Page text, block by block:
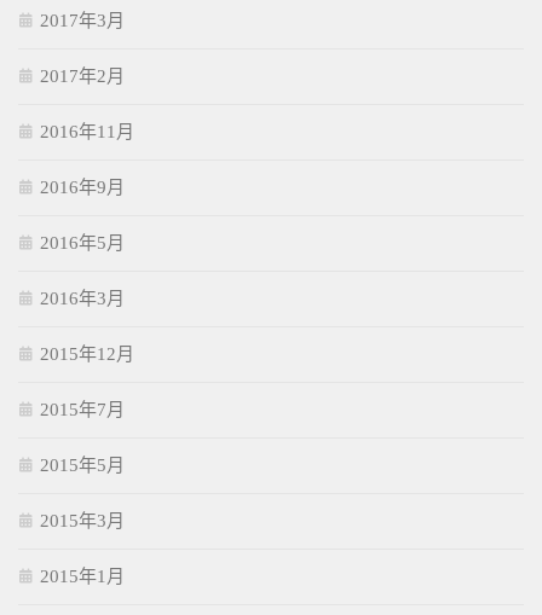
2017年3月
2017年2月
2016年11月
2016年9月
2016年5月
2016年3月
2015年12月
2015年7月
2015年5月
2015年3月
2015年1月